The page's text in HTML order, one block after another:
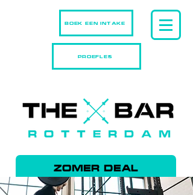
PROEFLES
BOEK EEN INTAKE
ZOMER DEAL